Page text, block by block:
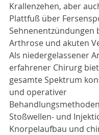
Krallenzehen, aber
Plattfuß über
Sehnenentzündungen
Arthrose und akuten
Als niedergelassener
erfahrener Chirurg
gesamte Spektrum
und operativer
Stoßwellen- und
Knorpelaufbau und